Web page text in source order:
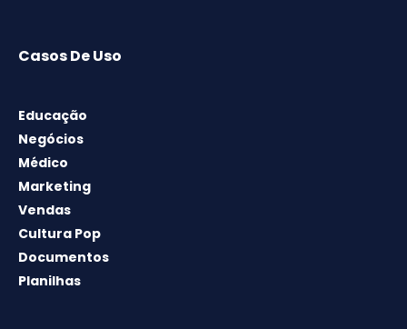
Casos De Uso
Educação
Negócios
Médico
Marketing
Vendas
Cultura Pop
Documentos
Planilhas